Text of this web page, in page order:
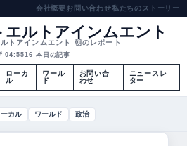
会社概要お問い合わせ私たちのストーリー
ルトアインムエント
トアインムエント 朝のレポート
04:5516 本日の記事
ローカ
ル
ワール
ド
お問い合
わせ
ニュースレ
ター
ーカル ワールド 政治